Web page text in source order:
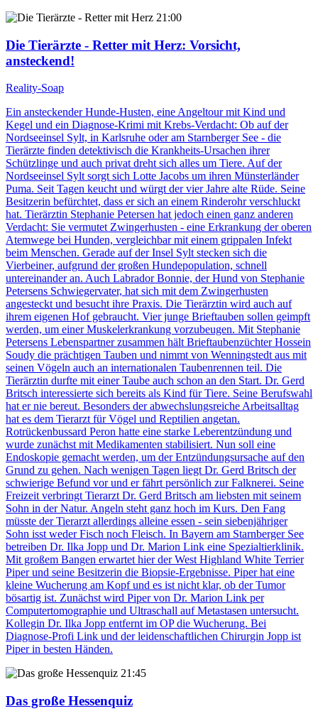
21:00
Die Tierärzte - Retter mit Herz: Vorsicht,
ansteckend!
Reality-Soap
Ein ansteckender Hunde-Husten, eine Angeltour mit Kind und
Kegel und ein Diagnose-Krimi mit Krebs-Verdacht: Ob auf der
Nordseeinsel Sylt, in Karlsruhe oder am Starnberger See - die
Tierärzte finden detektivisch die Krankheits-Ursachen ihrer
Schützlinge und auch privat dreht sich alles um Tiere. Auf der
Nordseeinsel Sylt sorgt sich Lotte Jacobs um ihren Münsterländer
Puma. Seit Tagen keucht und würgt der vier Jahre alte Rüde. Seine
Besitzerin befürchtet, dass er sich an einem Rinderohr verschluckt
hat. Tierärztin Stephanie Petersen hat jedoch einen ganz anderen
Verdacht: Sie vermutet Zwingerhusten - eine Erkrankung der oberen
Atemwege bei Hunden, vergleichbar mit einem grippalen Infekt
beim Menschen. Gerade auf der Insel Sylt stecken sich die
Vierbeiner, aufgrund der großen Hundepopulation, schnell
untereinander an. Auch Labrador Bonnie, der Hund von Stephanie
Petersens Schwiegervater, hat sich mit dem Zwingerhusten
angesteckt und besucht ihre Praxis. Die Tierärztin wird auch auf
ihrem eigenen Hof gebraucht. Vier junge Brieftauben sollen geimpft
werden, um einer Muskelerkrankung vorzubeugen. Mit Stephanie
Petersens Lebenspartner zusammen hält Brieftaubenzüchter Hossein
Soudy die prächtigen Tauben und nimmt von Wenningstedt aus mit
seinen Vögeln auch an internationalen Taubenrennen teil. Die
Tierärztin durfte mit einer Taube auch schon an den Start. Dr. Gerd
Britsch interessierte sich bereits als Kind für Tiere. Seine Berufswahl
hat er nie bereut. Besonders der abwechslungsreiche Arbeitsalltag
hat es dem Tierarzt für Vögel und Reptilien angetan.
Rotrückenbussard Peron hatte eine starke Leberentzündung und
wurde zunächst mit Medikamenten stabilisiert. Nun soll eine
Endoskopie gemacht werden, um der Entzündungsursache auf den
Grund zu gehen. Nach wenigen Tagen liegt Dr. Gerd Britsch der
schwierige Befund vor und er fährt persönlich zur Falknerei. Seine
Freizeit verbringt Tierarzt Dr. Gerd Britsch am liebsten mit seinem
Sohn in der Natur. Angeln steht ganz hoch im Kurs. Den Fang
müsste der Tierarzt allerdings alleine essen - sein siebenjähriger
Sohn isst weder Fisch noch Fleisch. In Bayern am Starnberger See
betreiben Dr. Ilka Jopp und Dr. Marion Link eine Spezialtierklinik.
Mit großem Bangen erwartet hier der West Highland White Terrier
Piper und seine Besitzerin die Biopsie-Ergebnisse. Piper hat eine
kleine Wucherung am Kopf und es ist nicht klar, ob der Tumor
bösartig ist. Zunächst wird Piper von Dr. Marion Link per
Computertomographie und Ultraschall auf Metastasen untersucht.
Kollegin Dr. Ilka Jopp entfernt im OP die Wucherung. Bei
Diagnose-Profi Link und der leidenschaftlichen Chirurgin Jopp ist
Piper in besten Händen.
21:45
Das große Hessenquiz